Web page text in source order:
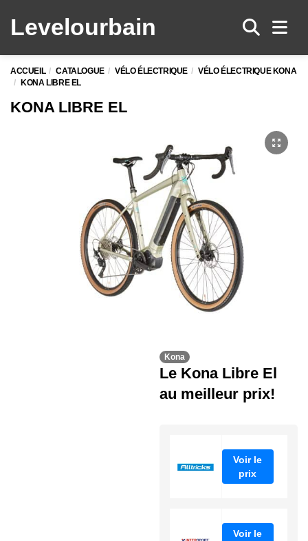
Levelourbain
ACCUEIL CATALOGUE VÉLO ÉLECTRIQUE
VÉLO ÉLECTRIQUE KONA
KONA LIBRE EL
KONA LIBRE EL
Kona
Le Kona Libre El
au meilleur prix!
Voir le
prix
Voir le